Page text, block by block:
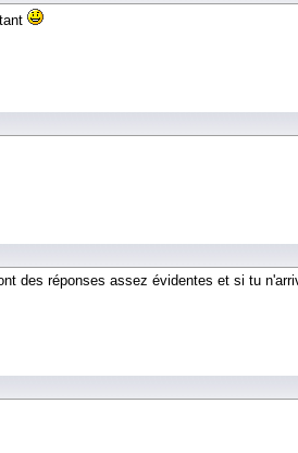
des réponses assez évidentes et si tu